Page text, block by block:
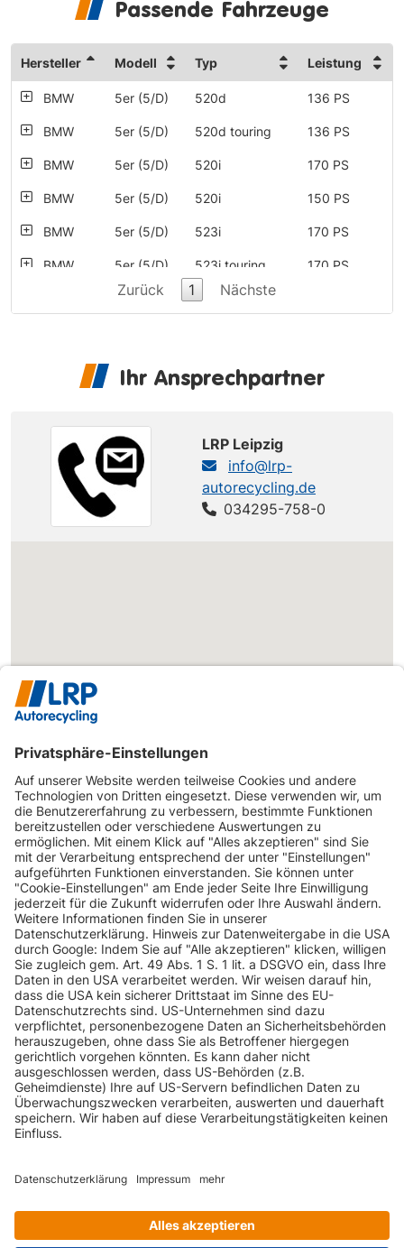
Passende Fahrzeuge
Hersteller Modell Typ Leistung
BMW 5er (5/D) 520d 136 PS
BMW 5er (5/D) 520d touring 136 PS
BMW 5er (5/D) 520i 170 PS
BMW 5er (5/D) 520i 150 PS
BMW 5er (5/D) 523i 170 PS
BMW 5er (5/D) 523i touring 170 PS
5er (5/D) 525 tds touring
Zurück 1 Nächste
Ihr Ansprechpartner
LRP Leipzig
info@lrp-
autorecycling.de
034295-758-0
INFORMATIONEN
KUNDENSERVICE
INFORMATIONEN
ZAHLUNGSARTEN
KONTAKT
GEPRÜFTE QUALITÄT
VERSANDARTEN